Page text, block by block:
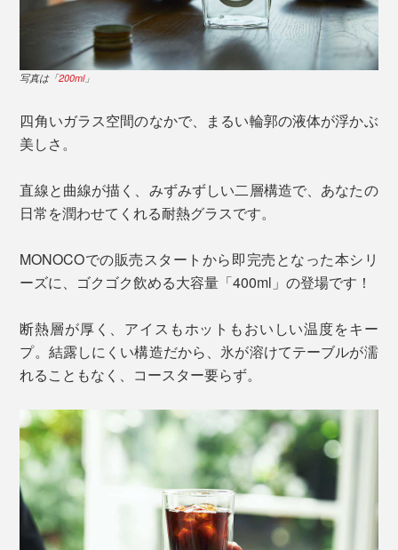
写真は「200ml」
四角いガラス空間のなかで、まるい輪郭の液体が浮かぶ
美しさ。
直線と曲線が描く、みずみずしい二層構造で、あなたの
日常を潤わせてくれる耐熱グラスです。
MONOCOでの販売スタートから即完売となった本シリ
ーズに、ゴクゴク飲める大容量「400ml」の登場です！
断熱層が厚く、アイスもホットもおいしい温度をキー
プ。結露しにくい構造だから、氷が溶けてテーブルが濡
れることもなく、コースター要らず。